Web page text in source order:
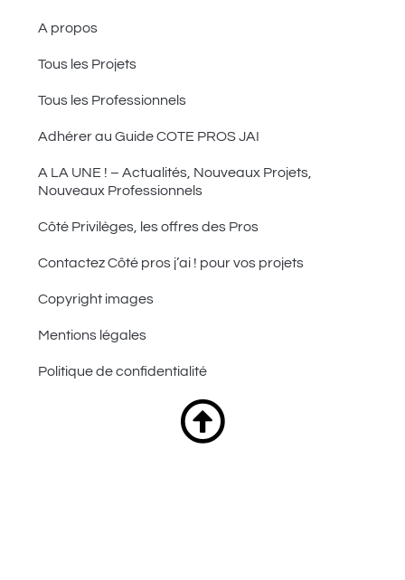
A propos
Tous les Projets
Tous les Professionnels
Adhérer au Guide COTE PROS JAI
A LA UNE ! – Actualités, Nouveaux Projets,
Nouveaux Professionnels
Côté Privilèges, les offres des Pros
Contactez Côté pros j’ai ! pour vos projets
Copyright images
Mentions légales
Politique de confidentialité